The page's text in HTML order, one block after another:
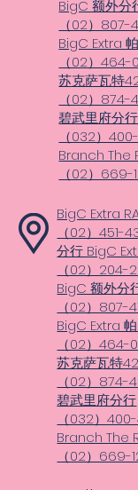
BigC 额外
（02）807-
BigC Extra
（02）
苏克萨瓦特
（02）
碧武里府分行
（032）
Branch The
（02）
BigC Extra
（02）
分行 BigC
（02）
BigC 额外分
（02）807-
BigC Extra
（02）
苏克萨瓦特
（02）
碧武里府分行
（032）
Branch The
（02）669-